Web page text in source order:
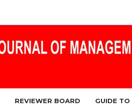
REVIEWER BOARD GUIDE